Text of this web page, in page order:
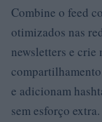
Combine o feed
otimizados nas
newsletters e crie
e adicionam
sem esforço extra.